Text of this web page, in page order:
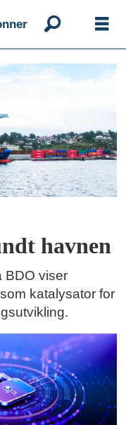
havnen
BDO viser
katalysator for